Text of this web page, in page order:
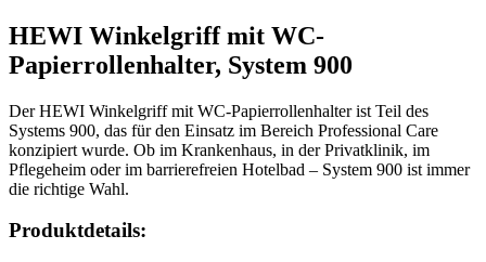
HEWI Winkelgriff mit WC-
Papierrollenhalter, System 900
Der HEWI Winkelgriff mit WC-Papierrollenhalter ist Teil des
Systems 900, das für den Einsatz im Bereich Professional Care
konzipiert wurde. Ob im Krankenhaus, in der Privatklinik, im
Pflegeheim oder im barrierefreien Hotelbad – System 900 ist immer
die richtige Wahl.
Produktdetails: